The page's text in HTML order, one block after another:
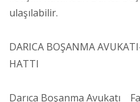
ulaşılabilir.
DARICA BOŞANMA
HATTI
Darıca Boşanma Avukatı